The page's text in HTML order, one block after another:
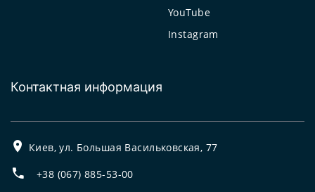
YouTube
Instagram
Контактная информация
Киев, ул. Большая Васильковская, 77
+38 (067) 885-53-00